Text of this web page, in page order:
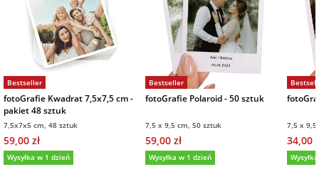
Bestseller
fotoGrafie Kwadrat 7,5x7,5 cm -
pakiet 48 sztuk
7,5x7x5 cm, 48 sztuk
59,00 zł
Wysyłka w 1 dzień
Bestseller
fotoGrafie Polaroid - 50 sztuk
7,5 x 9,5 cm, 50 sztuk
59,00 zł
Wysyłka w 1 dzień
7,5 x
34,00